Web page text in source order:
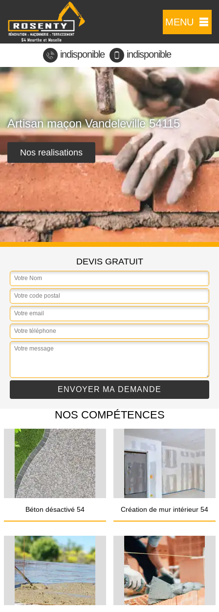
MENU
indisponible indisponible
Artisan maçon Vandeleville 54115
Nos realisations
DEVIS GRATUIT
NOS COMPÉTENCES
Béton désactivé 54 Création de mur intérieur 54